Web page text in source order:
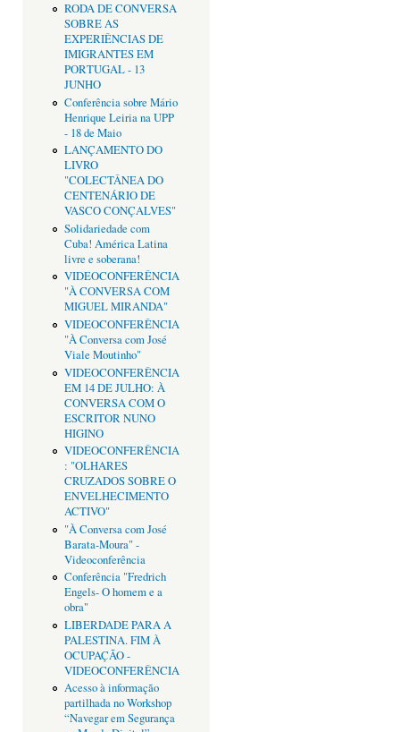
RODA DE CONVERSA
SOBRE AS
EXPERIÊNCIAS DE
IMIGRANTES EM
PORTUGAL - 13
JUNHO
Conferência sobre Mário
Henrique Leiria na UPP
- 18 de Maio
LANÇAMENTO DO
LIVRO
"COLECTÂNEA DO
CENTENÁRIO DE
VASCO CONÇALVES"
Solidariedade com
Cuba! América Latina
livre e soberana!
VIDEOCONFERÊNCIA
"À CONVERSA COM
MIGUEL MIRANDA"
VIDEOCONFERÊNCIA
"À Conversa com José
Viale Moutinho"
VIDEOCONFERÊNCIA
EM 14 DE JULHO: À
CONVERSA COM O
ESCRITOR NUNO
HIGINO
VIDEOCONFERÊNCIA
: "OLHARES
CRUZADOS SOBRE O
ENVELHECIMENTO
ACTIVO"
"À Conversa com José
Barata-Moura" -
Videoconferência
Conferência "Fredrich
Engels- O homem e a
obra"
LIBERDADE PARA A
PALESTINA. FIM À
OCUPAÇÃO -
VIDEOCONFERÊNCIA
Acesso à informação
partilhada no Workshop
“Navegar em Segurança